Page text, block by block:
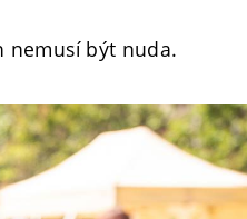
nemusí být nuda.